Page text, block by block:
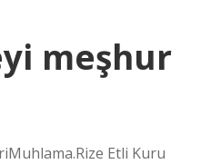
meşhur
Etli Kuru